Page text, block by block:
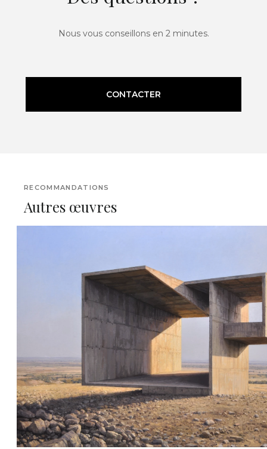
Nous vous conseillons en 2 minutes.
CONTACTER
RECOMMANDATIONS
Autres œuvres